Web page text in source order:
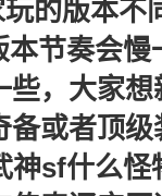
的版本不
节奏会慢
，大家
或者顶级
sf什么怪